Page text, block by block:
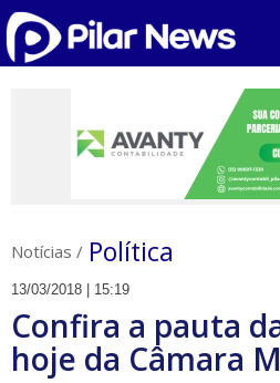
Notícias / Política
13/03/2018 | 15:19
Confira a pauta
hoje da Câmara